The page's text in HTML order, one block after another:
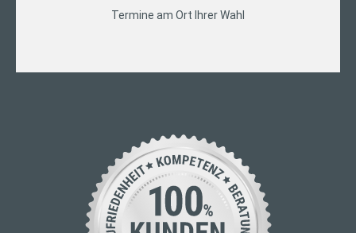
Termine am Ort Ihrer Wahl